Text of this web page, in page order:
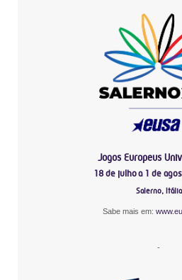
Jogos Europeus
18 de julho a 1 de
Salerno, Itália
Sabe mais em:
-